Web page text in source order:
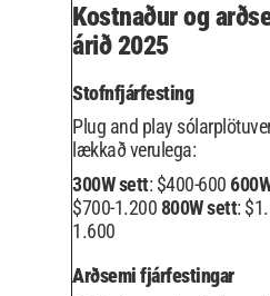
Kostnaður og
árið 2025
Stofnfjárfesting
Plug and play
lækkað verulega:
300W sett: $400-600
$700-1.200 800W sett:
1.600
Arðsemi fjárfestingar